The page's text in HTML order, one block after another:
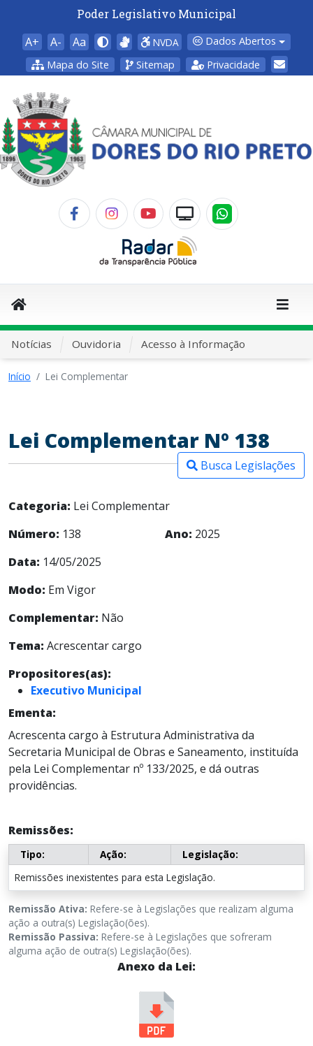
Poder Legislativo Municipal
A+ A- Aa NVDA
Dados Abertos
Mapa do Site
Sitemap Privacidade
Notícias Ouvidoria Acesso à Informação
Início Lei Complementar
Lei Complementar Nº 138
Busca Legislações
Categoria: Lei Complementar
Número: 138 Ano: 2025
Data: 14/05/2025
Modo: Em Vigor
Complementar: Não
Tema: Acrescentar cargo
Propositores(as):
Executivo Municipal
Ementa:
Acrescenta cargo à Estrutura Administrativa da
Secretaria Municipal de Obras e Saneamento, instituída
pela Lei Complementar nº 133/2025, e dá outras
providências.
Remissões:
Tipo: Ação:
Legislação:
Remissões inexistentes para esta Legislação.
Remissão Ativa: Refere-se à Legislações que realizam alguma
ação a outra(s) Legislação(ões).
Remissão Passiva: Refere-se à Legislações que sofreram
alguma ação de outra(s) Legislação(ões).
Anexo da Lei: